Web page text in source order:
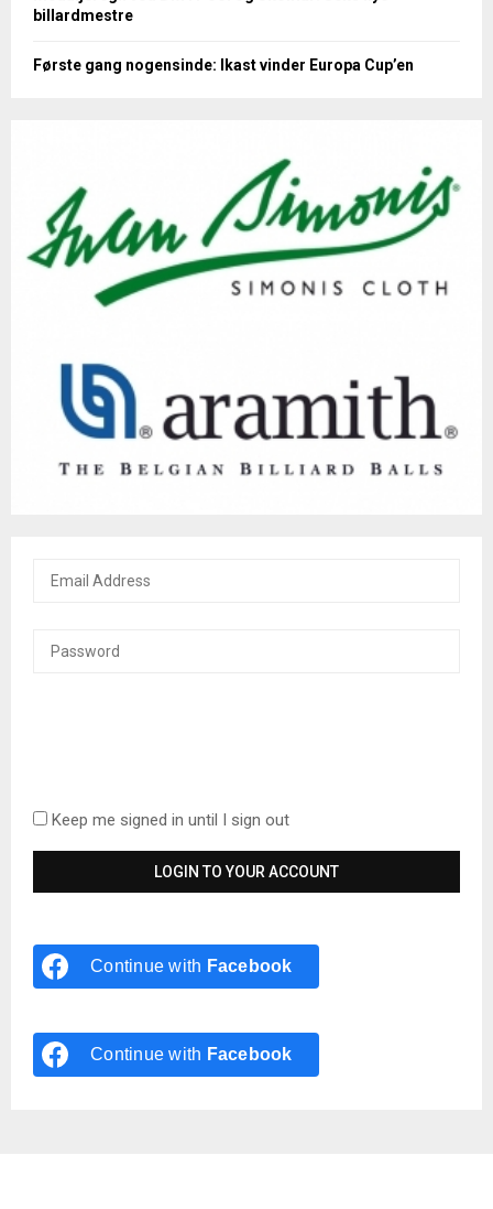
billardmestre
Første gang nogensinde: Ikast vinder Europa Cup’en
Keep me signed in until I sign out
Continue with Facebook
Continue with Facebook